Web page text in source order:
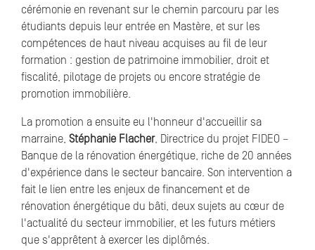
cérémonie en revenant sur le chemin parcouru par les
étudiants depuis leur entrée en Mastère, et sur les
compétences de haut niveau acquises au fil de leur
formation : gestion de patrimoine immobilier, droit et
fiscalité, pilotage de projets ou encore stratégie de
promotion immobilière.
La promotion a ensuite eu l'honneur d'accueillir sa
marraine, Stéphanie Flacher, Directrice du projet FIDEO –
Banque de la rénovation énergétique, riche de 20 années
d'expérience dans le secteur bancaire. Son intervention a
fait le lien entre les enjeux de financement et de
rénovation énergétique du bâti, deux sujets au cœur de
l'actualité du secteur immobilier, et les futurs métiers
que s'apprêtent à exercer les diplômés.